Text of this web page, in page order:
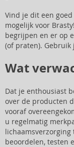
Vind je dit een
mogelijk voor
begrijpen en er op
(of praten). Gebruik
Wat
Dat je enthousiast
over de producten
vooraf
u regelmatig
beoordelen, testen